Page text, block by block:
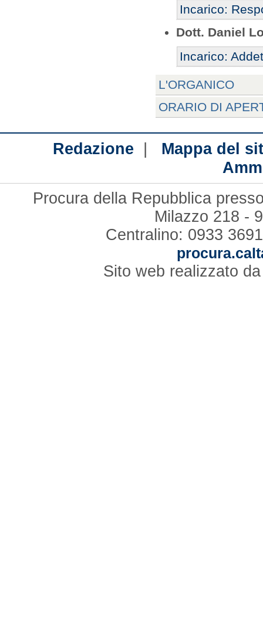
Incarico:
Dott. Daniel
Incarico:
L'ORGANICO
ORARIO DI
Redazione
Mappa del
Procura della Repubblica
Milazzo 218 -
Centralino: 0933
Sito web realizzato